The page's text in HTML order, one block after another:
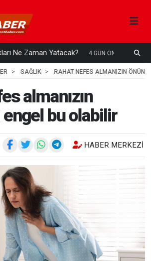
Ne Zaman Yatacak? 4 GÜN ÖNCE
SAĞLIK RAHAT NEFES ALMANIZIN
almanızın
bu olabilir
HABER MERKEZI